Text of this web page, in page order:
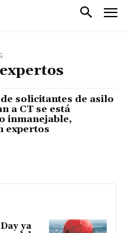
solicitantes de asilo
a CT se está
inmanejable,
expertos
ya